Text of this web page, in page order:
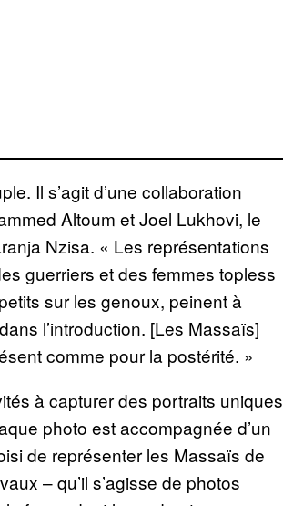
Il s’agit d’une collaboration
Altoum et Joel Lukhovi, le
Nzisa. « Les représentations
guerriers et des femmes topless
sur les genoux, peinent à
l’introduction. [Les Massaïs]
comme pour la postérité. »
à capturer des portraits uniques
photo est accompagnée d’un
de représenter les Massaïs de
– qu’il s’agisse de photos